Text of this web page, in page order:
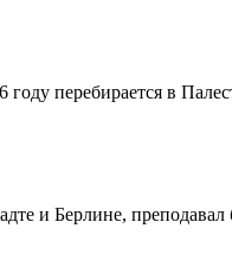
перебирается в
и Берлине,